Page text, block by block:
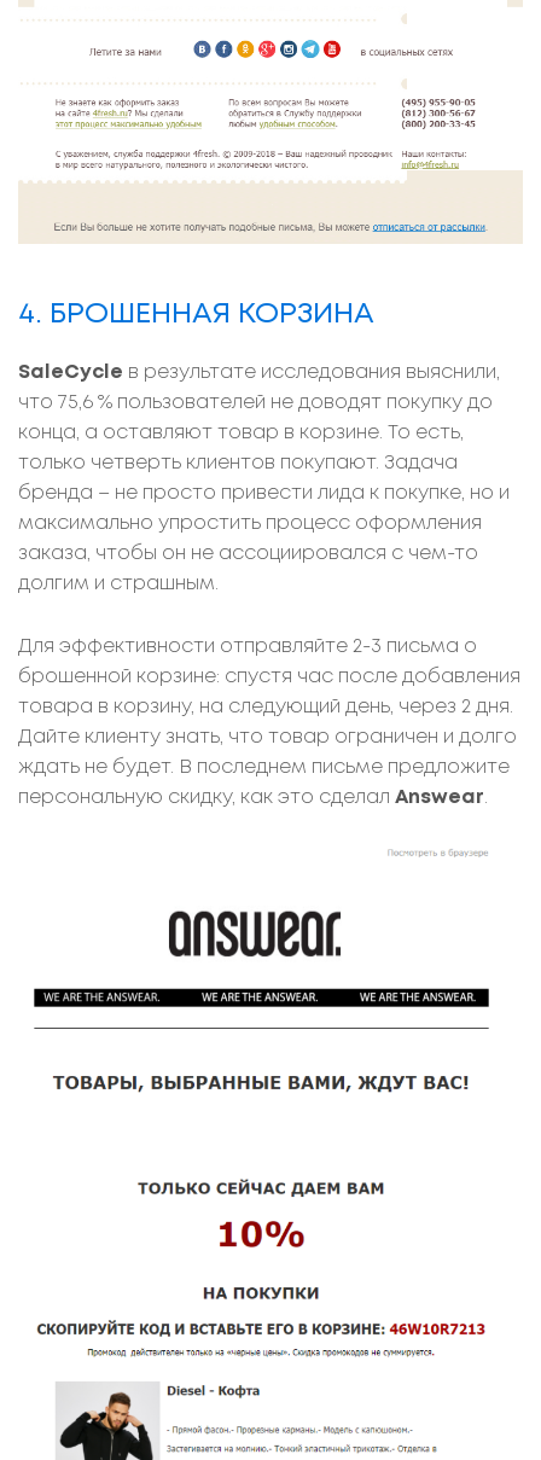
4. БРОШЕННАЯ КОРЗИНА
SaleCycle в результате исследования выяснили,
что 75,6 % пользователей не доводят покупку до
конца, а оставляют товар в корзине. То есть,
только четверть клиентов покупают. Задача
бренда – не просто привести лида к покупке, но и
максимально упростить процесс оформления
заказа, чтобы он не ассоциировался с чем-то
долгим и страшным.
Для эффективности отправляйте 2-3 письма о
брошенной корзине: спустя час после добавления
товара в корзину, на следующий день, через 2 дня.
Дайте клиенту знать, что товар ограничен и долго
ждать не будет. В последнем письме предложите
персональную скидку, как это сделал Answear